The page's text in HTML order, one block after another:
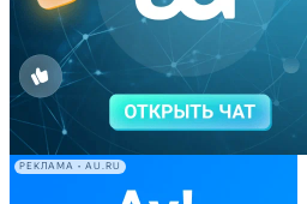
РЕКЛАМА • AU.RU